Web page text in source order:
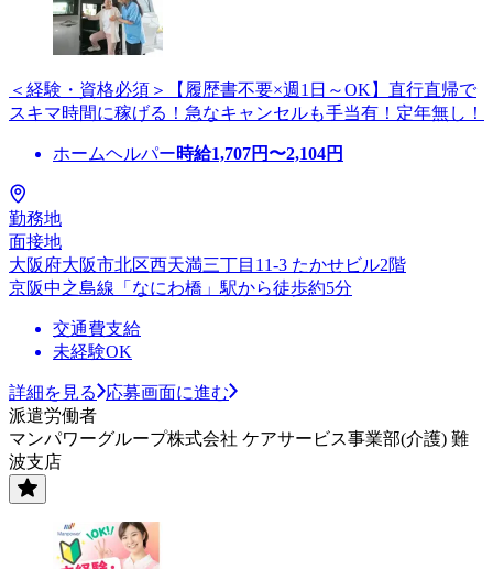
＜経験・資格必須＞【履歴書不要×週1日～OK】直行直帰で
スキマ時間に稼げる！急なキャンセルも手当有！定年無し！
ホームヘルパー時給1,707円〜2,104円
勤務地
面接地
大阪府大阪市北区西天満三丁目11-3 たかせビル2階
京阪中之島線「なにわ橋」駅から徒歩約5分
交通費支給
未経験OK
詳細を見る
応募画面に進む
派遣労働者
マンパワーグループ株式会社 ケアサービス事業部(介護) 難
波支店